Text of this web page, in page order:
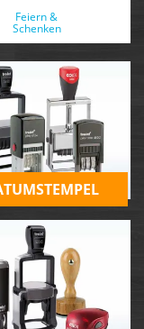
Feiern &
Schenken